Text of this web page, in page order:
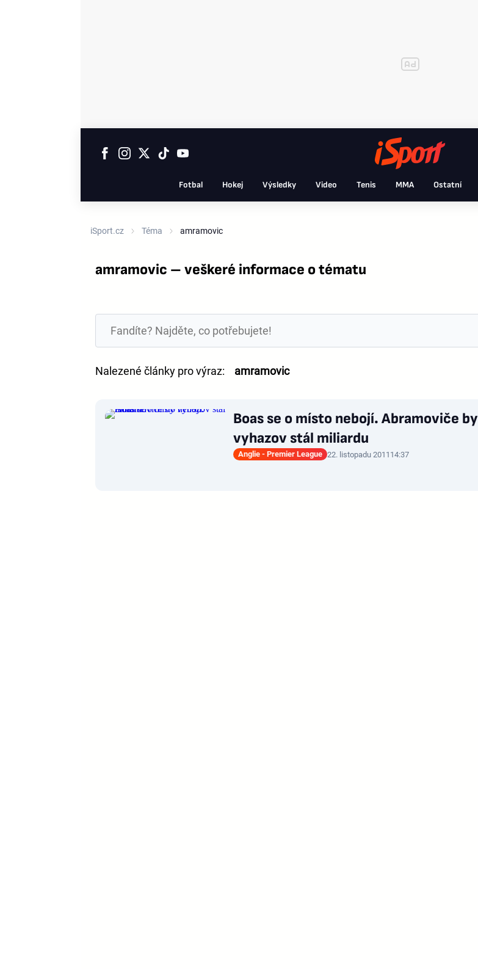
Fotbal Hokej Výsledky Video Tenis MMA Ostatní
iSport.cz Téma amramovic
amramovic – veškeré informace o tématu
Nalezené články pro výraz: amramovic
Boas se o místo nebojí. Abramoviče by
vyhazov stál miliardu
Anglie - Premier League 22. listopadu 2011 14:37